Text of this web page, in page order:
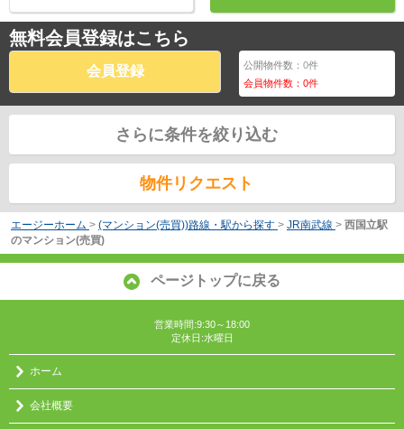
無料会員登録はこちら
会員登録 公開物件数：0件
会員物件数：0件
さらに条件を絞り込む
物件リクエスト
エージーホーム > (マンション(売買))路線・駅から探す > JR南武線 > 西国立駅
のマンション(売買)
ページトップに戻る
営業時間:9:30～18:00
定休日:水曜日
ホーム
会社概要